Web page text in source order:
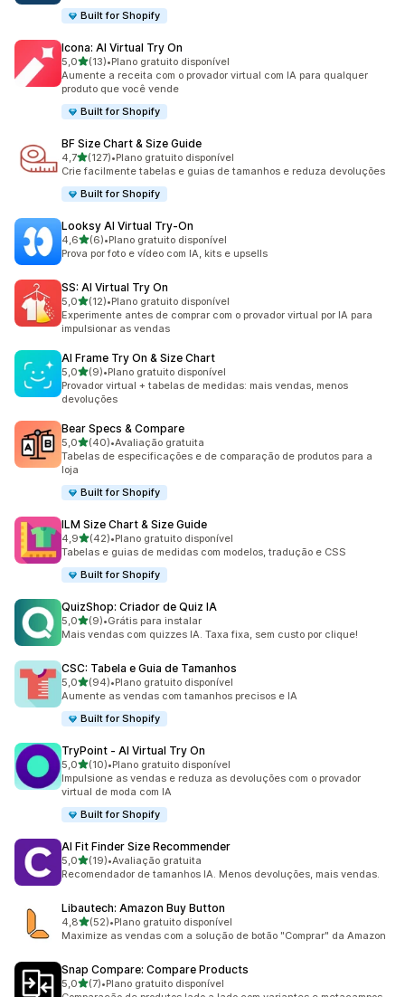
Built for Shopify
Icona: AI Virtual Try On
5,0de 5 estrelas
(13)
13 avaliações ao todo
•Plano gratuito disponível
Aumente a receita com o provador virtual com IA para qualquer
produto que você vende
Built for Shopify
BF Size Chart & Size Guide
4,7de 5 estrelas
(127)
127 avaliações ao todo
•Plano gratuito disponível
Crie facilmente tabelas e guias de tamanhos e reduza devoluções
Built for Shopify
Looksy AI Virtual Try‑On
4,6de 5 estrelas
(6)
6 avaliações ao todo
•Plano gratuito disponível
Prova por foto e vídeo com IA, kits e upsells
SS: AI Virtual Try On
5,0de 5 estrelas
(12)
12 avaliações ao todo
•Plano gratuito disponível
Experimente antes de comprar com o provador virtual por IA para
impulsionar as vendas
AI Frame Try On & Size Chart
5,0de 5 estrelas
(9)
9 avaliações ao todo
•Plano gratuito disponível
Provador virtual + tabelas de medidas: mais vendas, menos
devoluções
Bear Specs & Compare
5,0de 5 estrelas
(40)
40 avaliações ao todo
•Avaliação gratuita
Tabelas de especificações e de comparação de produtos para a
loja
Built for Shopify
ILM Size Chart & Size Guide
4,9de 5 estrelas
(42)
42 avaliações ao todo
•Plano gratuito disponível
Tabelas e guias de medidas com modelos, tradução e CSS
Built for Shopify
QuizShop: Criador de Quiz IA
5,0de 5 estrelas
(9)
9 avaliações ao todo
•Grátis para instalar
Mais vendas com quizzes IA. Taxa fixa, sem custo por clique!
CSC: Tabela e Guia de Tamanhos
5,0de 5 estrelas
(94)
94 avaliações ao todo
•Plano gratuito disponível
Aumente as vendas com tamanhos precisos e IA
Built for Shopify
TryPoint ‑ AI Virtual Try On
5,0de 5 estrelas
(10)
10 avaliações ao todo
•Plano gratuito disponível
Impulsione as vendas e reduza as devoluções com o provador
virtual de moda com IA
Built for Shopify
AI Fit Finder Size Recommender
5,0de 5 estrelas
(19)
19 avaliações ao todo
•Avaliação gratuita
Recomendador de tamanhos IA. Menos devoluções, mais vendas.
Libautech: Amazon Buy Button
4,8de 5 estrelas
(52)
52 avaliações ao todo
•Plano gratuito disponível
Maximize as vendas com a solução de botão "Comprar" da Amazon
Snap Compare: Compare Products
5,0de 5 estrelas
(7)
7 avaliações ao todo
•Plano gratuito disponível